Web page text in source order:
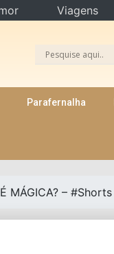
Parafernalha
MÁGICA? – #Shorts
Viagens